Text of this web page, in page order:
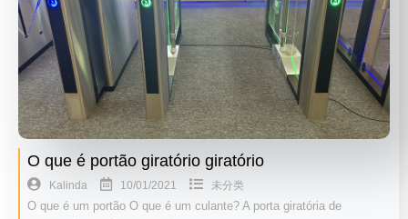
O que é portão giratório giratório
Kalinda 10/01/2021 未分类
O que é um portão O que é um culante? A porta giratória de